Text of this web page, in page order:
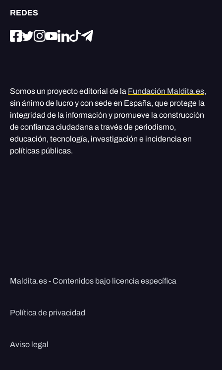
REDES
Somos un proyecto editorial de la Fundación Maldita.es,
sin ánimo de lucro y con sede en España, que protege la
integridad de la información y promueve la construcción
de confianza ciudadana a través de periodismo,
educación, tecnología, investigación e incidencia en
políticas públicas.
Maldita.es - Contenidos bajo licencia específica
Política de privacidad
Aviso legal